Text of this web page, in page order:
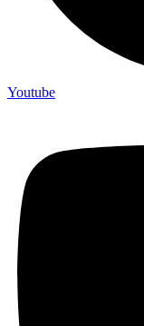
Youtube